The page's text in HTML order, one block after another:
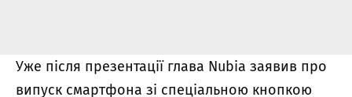
Уже після презентації глава Nubia заявив про
випуск смартфона зі спеціальною кнопкою